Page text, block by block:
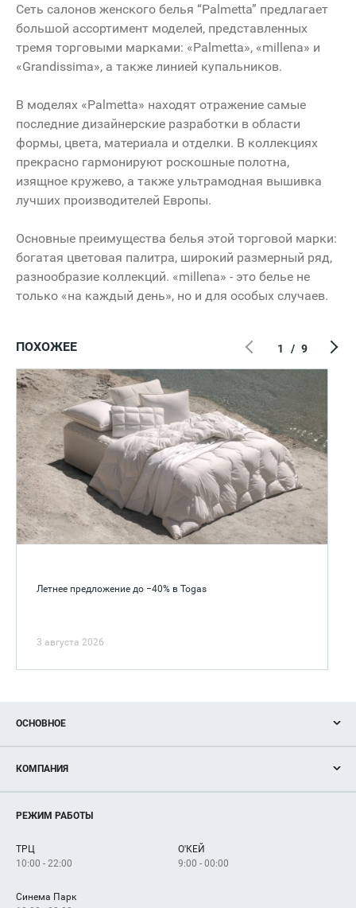
Сеть салонов женского белья “Palmetta” предлагает
большой ассортимент моделей, представленных
тремя торговыми марками: «Palmetta», «millena» и
«Grandissima», а также линией купальников.
В моделях «Palmetta» находят отражение самые
последние дизайнерские разработки в области
формы, цвета, материала и отделки. В коллекциях
прекрасно гармонируют роскошные полотна,
изящное кружево, а также ультрамодная вышивка
лучших производителей Европы.
Основные преимущества белья этой торговой марки:
богатая цветовая палитра, широкий размерный ряд,
разнообразие коллекций. «millena» - это белье не
только «на каждый день», но и для особых случаев.
ПОХОЖЕЕ
Летнее предложение до −40% в Togas
3 августа 2026
1 / 9
ОСНОВНОЕ
Новости
Магазины
Услуги
КОМПАНИЯ
Рекламодателям
Как добраться
РЕЖИМ РАБОТЫ
ТРЦ
10:00 - 22:00
О'КЕЙ
9:00 - 00:00
Синема Парк